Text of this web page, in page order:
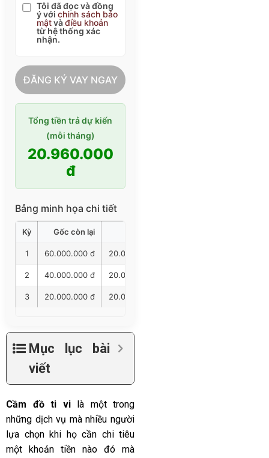
Tôi đã đọc và đồng
ý với chính sách bảo
mậtvàđiều khoản
từ hệ thống xác
nhận.
ĐĂNG KÝ VAY NGAY
Tổng tiền trả dự kiến
(mỗi tháng)
20.960.000
đ
Bảng minh họa chi tiết
Kỳ Gốc còn lại
1 60.000.000 đ 20.000.000 đ
2 40.000.000 đ 20.000.000 đ
3 20.000.000 đ 20.000.000 đ
Mục lục bài
viết
Cầm đồ ti vilà một trong
những dịch vụ mà nhiều người
lựa chọn khi họ cần chi tiêu
một khoản tiền nào đó mà